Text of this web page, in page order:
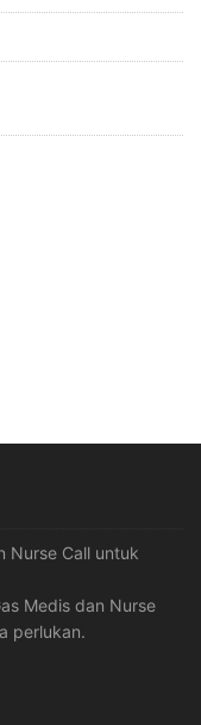
Nurse Call untuk
Medis dan Nurse
perlukan.